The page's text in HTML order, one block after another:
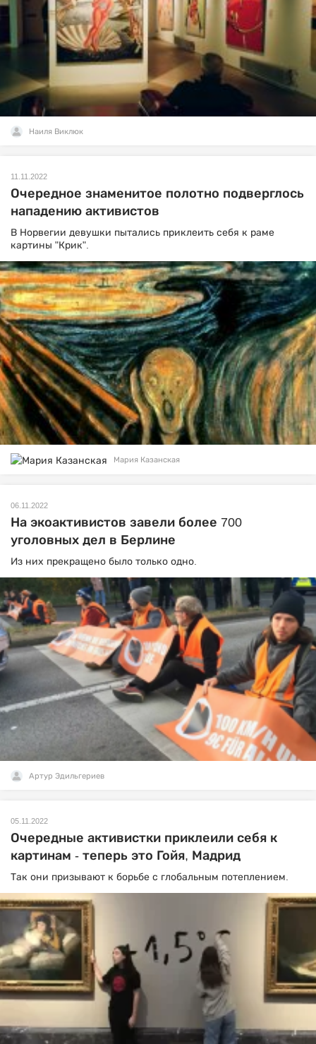
Наиля Виклюк
11.11.2022
Очередное знаменитое полотно подверглось
нападению активистов
В Норвегии девушки пытались приклеить себя к раме
картины "Крик".
Мария Казанская
06.11.2022
На экоактивистов завели более 700
уголовных дел в Берлине
Из них прекращено было только одно.
Артур Эдильгериев
05.11.2022
Очередные активистки приклеили себя к
картинам - теперь это Гойя, Мадрид
Так они призывают к борьбе с глобальным потеплением.